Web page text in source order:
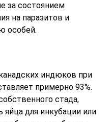
за состоянием
на паразитов и
особей.
индюков при
примерно 93%.
стада,
яйца для инкубации или